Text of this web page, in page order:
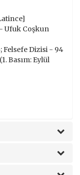
Ufuk Coşkun
Felsefe Dizisi - 94
Basım: Eylül